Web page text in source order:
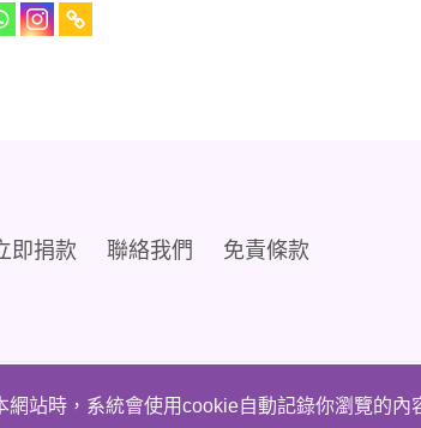
站時，系統會使用cookie自動記錄你瀏覽的內
即捐款 聯絡我們 免責條款